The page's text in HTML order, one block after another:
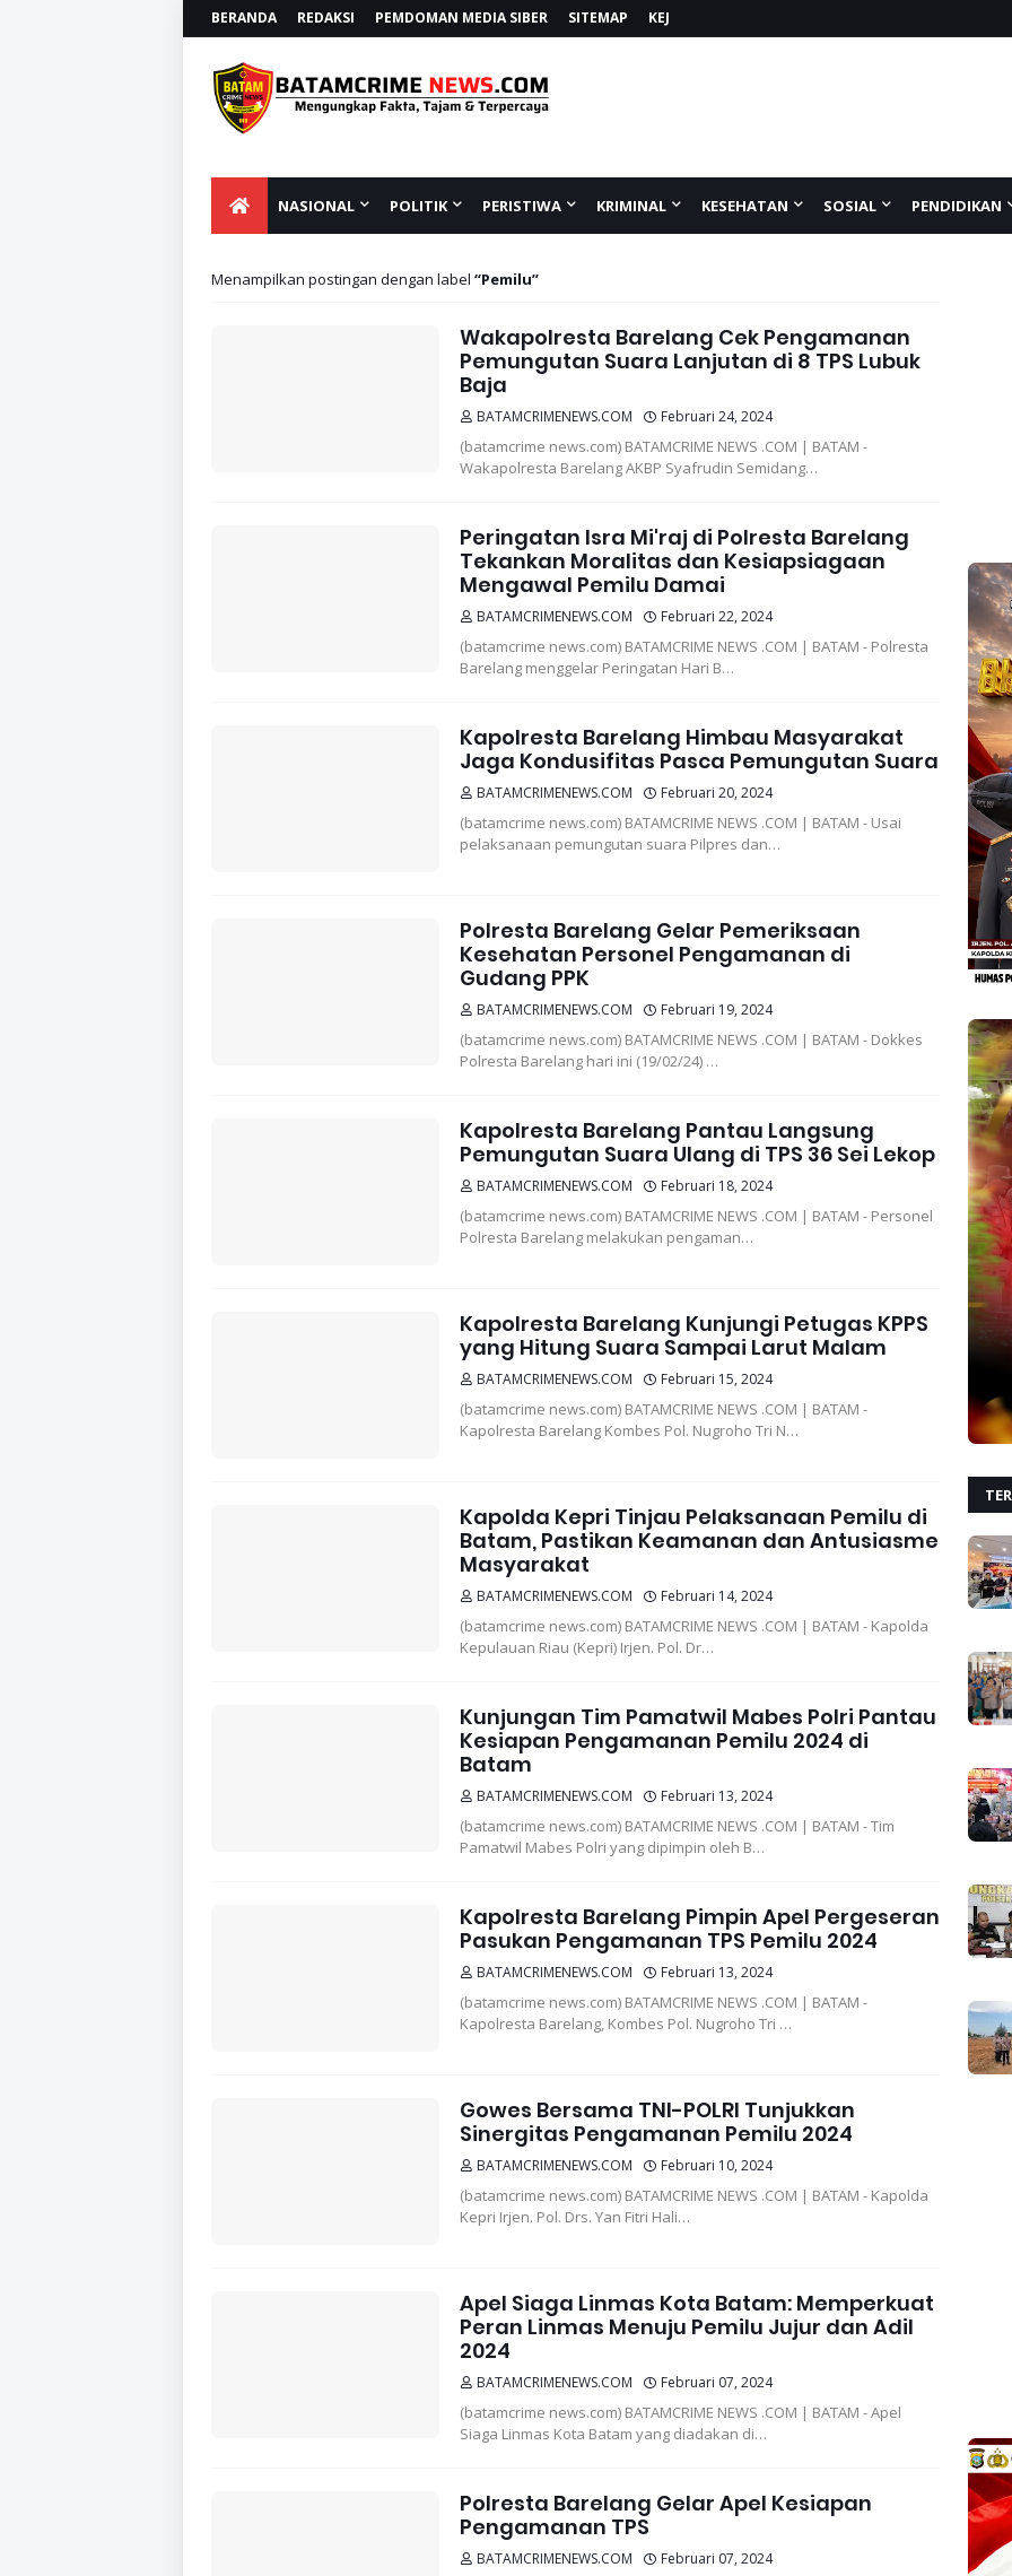
BERANDA REDAKSI PEMDOMAN MEDIA SIBER SITEMAP KEJ
NASIONAL POLITIK PERISTIWA KRIMINAL KESEHATAN SOSIAL PENDIDIKAN
Menampilkan postingan dengan label Pemilu
Wakapolresta Barelang Cek Pengamanan
Pemungutan Suara Lanjutan di 8 TPS Lubuk
Baja
BATAMCRIMENEWS.COM Februari 24, 2024
(batamcrime news.com) BATAMCRIME NEWS .COM | BATAM -
Wakapolresta Barelang AKBP Syafrudin Semidang…
Peringatan Isra Mi'raj di Polresta Barelang
Tekankan Moralitas dan Kesiapsiagaan
Mengawal Pemilu Damai
BATAMCRIMENEWS.COM Februari 22, 2024
(batamcrime news.com) BATAMCRIME NEWS .COM | BATAM - Polresta
Barelang menggelar Peringatan Hari B…
Kapolresta Barelang Himbau Masyarakat
Jaga Kondusifitas Pasca Pemungutan Suara
BATAMCRIMENEWS.COM Februari 20, 2024
(batamcrime news.com) BATAMCRIME NEWS .COM | BATAM - Usai
pelaksanaan pemungutan suara Pilpres dan…
Polresta Barelang Gelar Pemeriksaan
Kesehatan Personel Pengamanan di
Gudang PPK
BATAMCRIMENEWS.COM Februari 19, 2024
(batamcrime news.com) BATAMCRIME NEWS .COM | BATAM - Dokkes
Polresta Barelang hari ini (19/02/24) …
Kapolresta Barelang Pantau Langsung
Pemungutan Suara Ulang di TPS 36 Sei Lekop
BATAMCRIMENEWS.COM Februari 18, 2024
(batamcrime news.com) BATAMCRIME NEWS .COM | BATAM - Personel
Polresta Barelang melakukan pengaman…
Kapolresta Barelang Kunjungi Petugas KPPS
yang Hitung Suara Sampai Larut Malam
BATAMCRIMENEWS.COM Februari 15, 2024
(batamcrime news.com) BATAMCRIME NEWS .COM | BATAM -
Kapolresta Barelang Kombes Pol. Nugroho Tri N…
Kapolda Kepri Tinjau Pelaksanaan Pemilu di
Batam, Pastikan Keamanan dan Antusiasme
Masyarakat
BATAMCRIMENEWS.COM Februari 14, 2024
(batamcrime news.com) BATAMCRIME NEWS .COM | BATAM - Kapolda
Kepulauan Riau (Kepri) Irjen. Pol. Dr…
Kunjungan Tim Pamatwil Mabes Polri Pantau
Kesiapan Pengamanan Pemilu 2024 di
Batam
BATAMCRIMENEWS.COM Februari 13, 2024
(batamcrime news.com) BATAMCRIME NEWS .COM | BATAM - Tim
Pamatwil Mabes Polri yang dipimpin oleh B…
Kapolresta Barelang Pimpin Apel Pergeseran
Pasukan Pengamanan TPS Pemilu 2024
BATAMCRIMENEWS.COM Februari 13, 2024
(batamcrime news.com) BATAMCRIME NEWS .COM | BATAM -
Kapolresta Barelang, Kombes Pol. Nugroho Tri …
Gowes Bersama TNI-POLRI Tunjukkan
Sinergitas Pengamanan Pemilu 2024
BATAMCRIMENEWS.COM Februari 10, 2024
(batamcrime news.com) BATAMCRIME NEWS .COM | BATAM - Kapolda
Kepri Irjen. Pol. Drs. Yan Fitri Hali…
Apel Siaga Linmas Kota Batam: Memperkuat
Peran Linmas Menuju Pemilu Jujur dan Adil
2024
BATAMCRIMENEWS.COM Februari 07, 2024
(batamcrime news.com) BATAMCRIME NEWS .COM | BATAM - Apel
Siaga Linmas Kota Batam yang diadakan di…
Polresta Barelang Gelar Apel Kesiapan
Pengamanan TPS
BATAMCRIMENEWS.COM Februari 07, 2024